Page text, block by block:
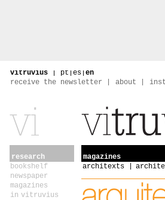
vitruvius | pt | es | en
receive the newsletter
about
research
bookshelf
newspaper
magazines
in vitruvius
magazines
architexts